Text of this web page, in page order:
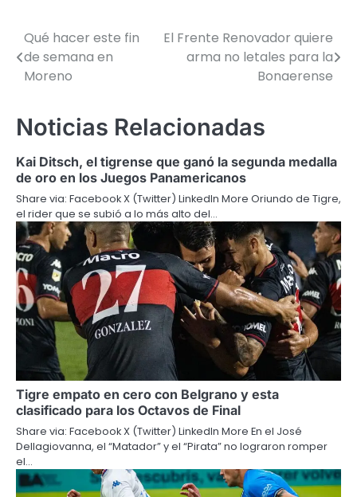
Navegación
de
Qué hacer este fin
de semana en
Moreno
El Frente Renovador quiere
arma no letales para la
Bonaerense
Noticias Relacionadas
Kai Ditsch, el tigrense que ganó la segunda medalla
de oro en los Juegos Panamericanos
Share via: Facebook X (Twitter) LinkedIn More Oriundo de Tigre,
el rider que se subió a lo más alto del…
Tigre empato en cero con Belgrano y esta
clasificado para los Octavos de Final
Share via: Facebook X (Twitter) LinkedIn More En el José
Dellagiovanna, el “Matador” y el “Pirata” no lograron romper
el…